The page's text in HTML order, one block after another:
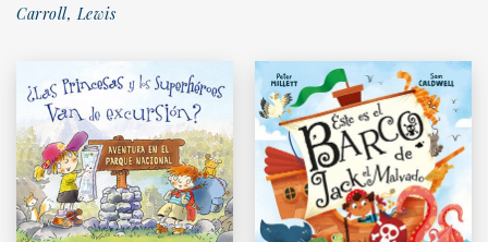
Carroll, Lewis